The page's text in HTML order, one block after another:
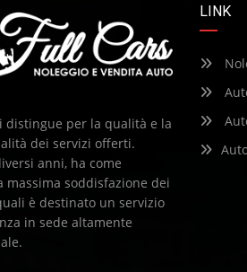
distingue per la qualità e la
dei servizi offerti.
anni, ha come
massima soddisfazione dei
è destinato un servizio
in sede altamente
LINK